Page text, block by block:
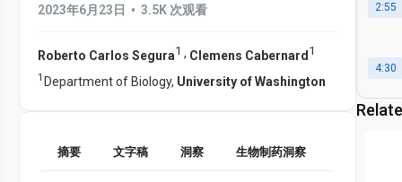
2023年6月23日 • 3.5K 次观看
Roberto Carlos Segura1 , Clemens Cabernard 1
1 Department of Biology, University of Washington
摘要 文字稿 洞察 生物制药洞察
2:55
4:30